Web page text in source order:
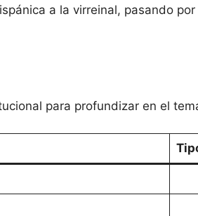
a la virreinal, pasando por
para profundizar en el